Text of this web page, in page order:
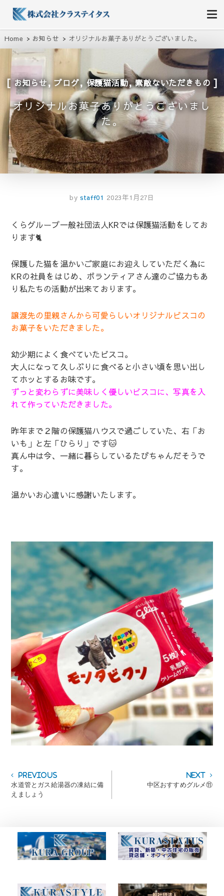
株式会社クラステイタス
地域のコミュニティーを大切にする企業
Home お知らせ オリジナルお菓子ありがとうございました。
お知らせ,ブログ,保護猫活動,素敵ないただきもの
オリジナルお菓子ありがとうございまし
た。
by staff01 2023年1月27日
くらグループ一般社団法人KRでは保護猫活動をしてお
ります🐈
保護した猫を温かいご家庭にお迎えしていただく為に
KRの社員をはじめ、ボランティアさん達のご協力もあ
り私たちの活動が出来ております。
譲渡先の里親さんから可愛らしいオリジナルビスコの
お菓子をいただきました。
幼少期によく食べていたビスコ。
大人になって久しぶりに食べると小さい頃を思い出し
てホッとするお味です。
ずっと変わらずに美味しく優しいビスコに、写真を入
れて作っていただきました。
昨年まで２階の保護猫ハウスで過ごしていた、右「お
いも」と左「ひらり」です🐱
真ん中は今、一緒に暮らしているたびちゃんだそうで
す。
温かいお心遣いに感謝いたします。
投
稿
ナ
ー
シ
ョ
PreviousPrevious
post:
水道管とガス給湯器の凍結に備
えましょう
Next
中区おすすめグルメ⑪